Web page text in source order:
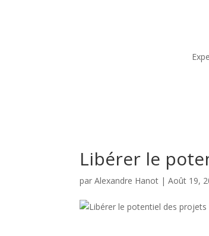
Libérer le
parAlexandre Hanot |Août 19,